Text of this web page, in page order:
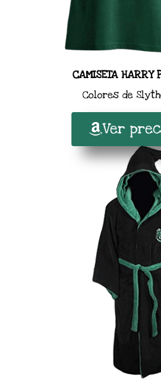
CAMISETA HARRY
Colores de
Ver